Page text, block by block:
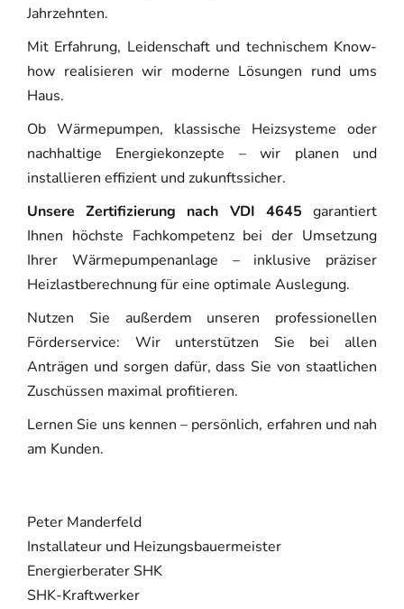
Jahrzehnten.
Mit Erfahrung, Leidenschaft und technischem Know-
how realisieren wir moderne Lösungen rund ums
Haus.
Ob Wärmepumpen, klassische Heizsysteme oder
nachhaltige Energiekonzepte – wir planen und
installieren effizient und zukunftssicher.
Unsere Zertifizierung nach VDI 4645 garantiert
Ihnen höchste Fachkompetenz bei der Umsetzung
Ihrer Wärmepumpenanlage – inklusive präziser
Heizlastberechnung für eine optimale Auslegung.
Nutzen Sie außerdem unseren professionellen
Förderservice: Wir unterstützen Sie bei allen
Anträgen und sorgen dafür, dass Sie von staatlichen
Zuschüssen maximal profitieren.
Lernen Sie uns kennen – persönlich, erfahren und nah
am Kunden.
Peter Manderfeld
Installateur und Heizungsbauermeister
Energierberater SHK
SHK-Kraftwerker